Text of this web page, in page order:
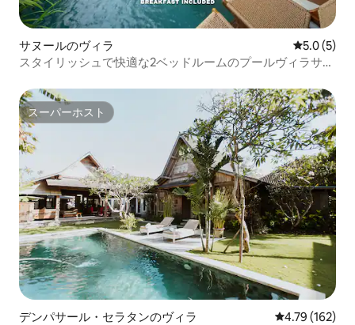
サヌールのヴィラ レビュー5
5.0 (5)
スタイリッシュで快適な2ベッドルームのプールヴィラサヌ
スーパーホスト
スーパーホスト
デンパサール・セラタンのヴィラ レビュー162
4.79 (162)